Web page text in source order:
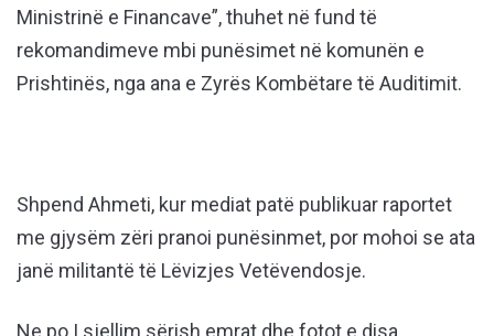
Ministrinë e Financave”, thuhet në fund të
rekomandimeve mbi punësimet në komunën e
Prishtinës, nga ana e Zyrës Kombëtare të Auditimit.
Shpend Ahmeti, kur mediat patë publikuar raportet
me gjysëm zëri pranoi punësinmet, por mohoi se ata
janë militantë të Lëvizjes Vetëvendosje.
Ne po I sjellim sërish emrat dhe fotot e disa